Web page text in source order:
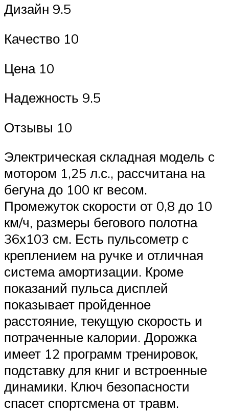
Дизайн 9.5
Качество 10
Цена 10
Надежность 9.5
Отзывы 10
Электрическая складная модель с
мотором 1,25 л.с., рассчитана на
бегуна до 100 кг весом.
Промежуток скорости от 0,8 до 10
км/ч, размеры бегового полотна
36х103 см. Есть пульсометр с
креплением на ручке и отличная
система амортизации. Кроме
показаний пульса дисплей
показывает пройденное
расстояние, текущую скорость и
потраченные калории. Дорожка
имеет 12 программ тренировок,
подставку для книг и встроенные
динамики. Ключ безопасности
спасет спортсмена от травм.